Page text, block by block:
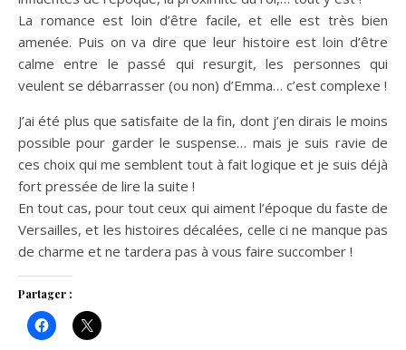
La romance est loin d’être facile, et elle est très bien
amenée. Puis on va dire que leur histoire est loin d’être
calme entre le passé qui resurgit, les personnes qui
veulent se débarrasser (ou non) d’Emma… c’est complexe !
J’ai été plus que satisfaite de la fin, dont j’en dirais le moins
possible pour garder le suspense… mais je suis ravie de
ces choix qui me semblent tout à fait logique et je suis déjà
fort pressée de lire la suite !
En tout cas, pour tout ceux qui aiment l’époque du faste de
Versailles, et les histoires décalées, celle ci ne manque pas
de charme et ne tardera pas à vous faire succomber !
Partager :